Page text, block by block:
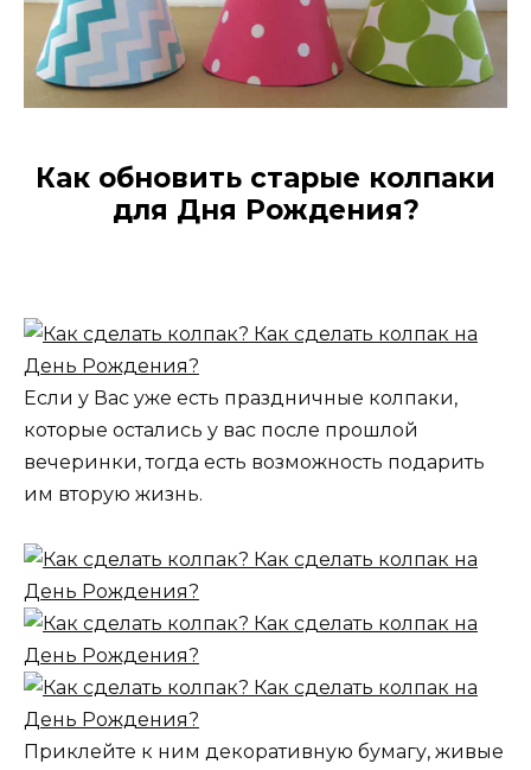
Как обновить старые колпаки
для Дня Рождения?
Если у Вас уже есть праздничные колпаки,
которые остались у вас после прошлой
вечеринки, тогда есть возможность подарить
им вторую жизнь.
Приклейте к ним декоративную бумагу, живые